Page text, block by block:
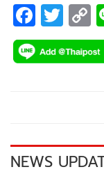
F
ac
e
k
T
wi
tt
C
o
p
k
NEWS